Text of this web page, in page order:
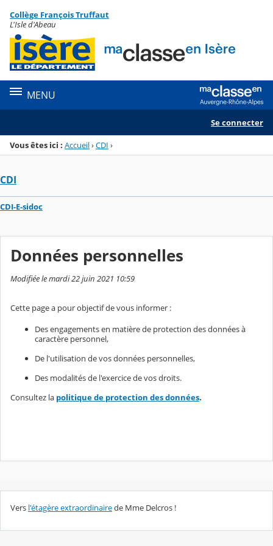
Menu de la rubrique
Contenu
Collège François Truffaut
L'Isle d'Abeau
MENU
Se connecter
Vous êtes ici : Accueil›CDI ›
CDI
CDI-E-sidoc
Données personnelles
Modifiée le mardi 22 juin 2021 10:59
Cette page a pour objectif de vous informer :
Des engagements en matière de protection des données à
caractère personnel,
De l'utilisation de vos données personnelles,
Des modalités de l'exercice de vos droits.
Consultez la politique de protection des données.
Vers l'étagère extraordinairede Mme Delcros !